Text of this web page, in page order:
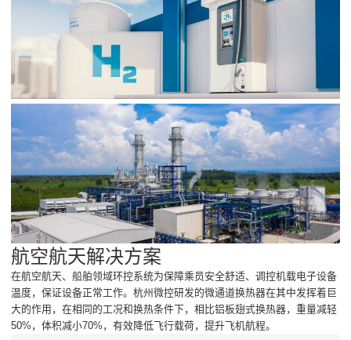
航空航天解决方案
在航空航天、船舶领域环控系统为保障乘员安全舒适、调控机载电子设备
温度，保证设备正常工作。杭州微控研发的微通道换热器在其中发挥着巨
大的作用，在相同的工况和换热条件下，相比铝板翅式换热器，重量减轻
50%，体积减小70%，有效降低飞行载荷，提升飞机航程。